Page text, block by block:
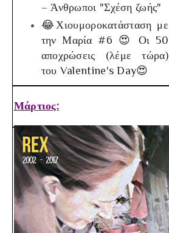
– Άνθρωποι "Σχέση ζωής"
😂Χιουμοροκατάσταση με
την Μαρία #6 😍 Οι 50
αποχρώσεις (λέμε τώρα)
του Valentine's Day😍
Μάρτιος: